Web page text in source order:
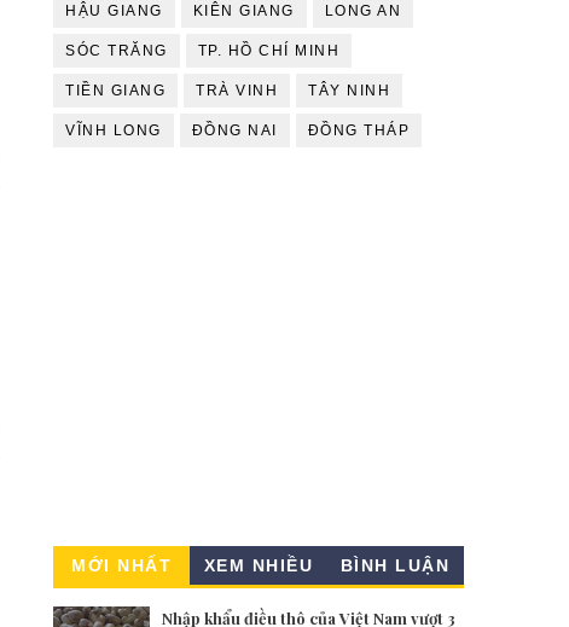
HẬU GIANG KIÊN GIANG LONG AN
SÓC TRĂNG TP. HỒ CHÍ MINH
TIỀN GIANG TRÀ VINH TÂY NINH
VĨNH LONG ĐỒNG NAI ĐỒNG THÁP
MỚI NHẤT XEM NHIỀU BÌNH LUẬN
Nhập khẩu điều thô của Việt Nam vượt 3